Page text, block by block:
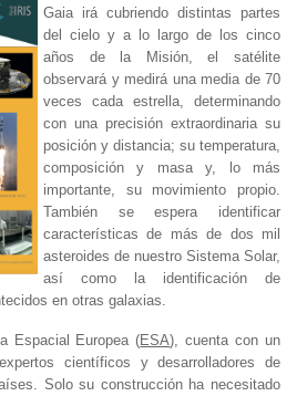
Gaia irá cubriendo distintas partes
del cielo y a lo largo de los cinco
años de la Misión, el satélite
observará y medirá una media de 70
veces cada estrella, determinando
con una precisión extraordinaria su
posición y distancia; su temperatura,
composición y masa y, lo más
importante, su movimiento propio.
También se espera identificar
características de más de dos mil
asteroides de nuestro Sistema Solar,
así como la identificación de
en otras galaxias.
Espacial Europea (ESA), cuenta con un
científicos y desarrolladores de
Solo su construcción ha necesitado